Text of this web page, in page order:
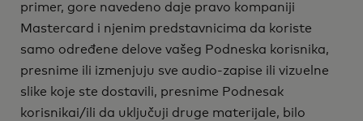
primer, gore navedeno daje pravo kompaniji
Mastercard i njenim predstavnicima da koriste
samo određene delove vašeg Podneska korisnika,
presnime ili izmenjuju sve audio-zapise ili vizuelne
slike koje ste dostavili, presnime Podnesak
korisnikai/ili da uključuji druge materijale, bilo